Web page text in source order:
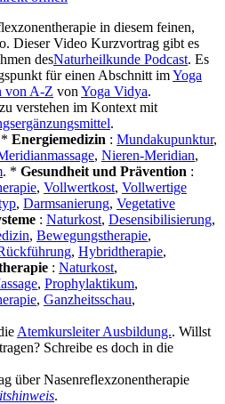
in diesem feinen,
Dieser Video Kurzvortrag gibt es
desNaturheilkunde Podcast. Es
für einen Abschnitt imYoga
von A-Z von Yoga Vidya.
verstehen im Kontext mit
.
Energiemedizin : Mundakupunktur,
, Nieren-Meridian,
. * Gesundheit und Prävention :
, Vollwertkost, Vollwertige
, Darmsanierung, Vegetative
: Naturkost, Desensibilisierung,
, Bewegungstherapie,
, Hybridtherapie,
: Naturkost,
, Prophylaktikum,
, Ganzheitsschau,
Atemkursleiter Ausbildung.. Willst
Schreibe es doch in die
über Nasenreflexzonentherapie
.